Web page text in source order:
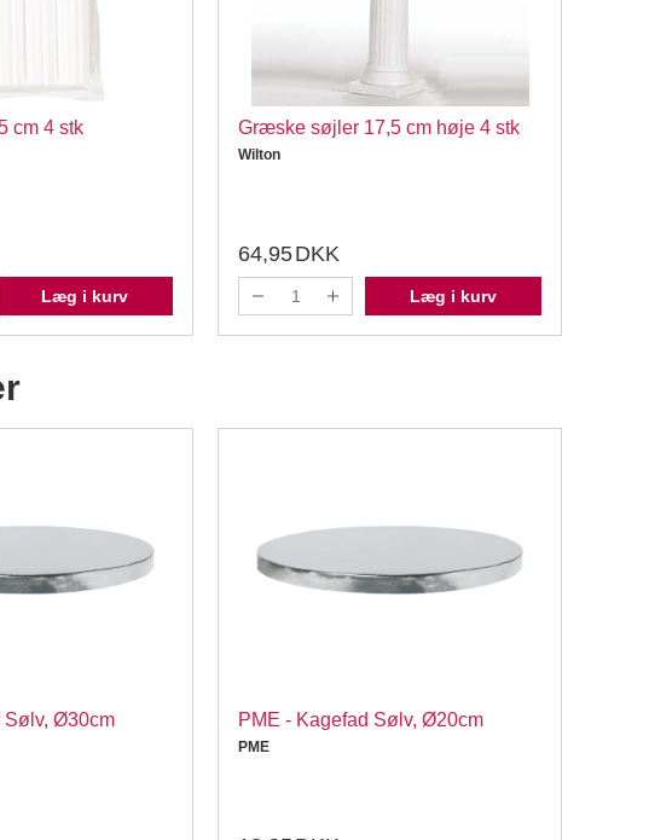
cm 4 stk
Læg i kurv
Græske søjler 17,5 cm høje 4 stk
Wilton
64,95DKK
Læg i kurv
Sølv, Ø30cm PME - Kagefad Sølv, Ø20cm
PME